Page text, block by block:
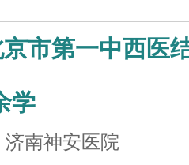
市第一中西医
学
南神安医院